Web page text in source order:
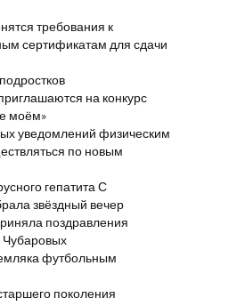
требования к
сертификатам для сдачи
на конкурс
моём»
уведомлений физическим
по новым
гепатита С
звёздный вечер
поздравления
Чубаровых
футбольным
поколения